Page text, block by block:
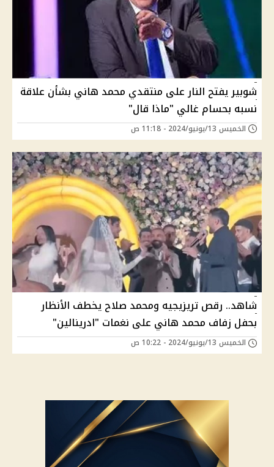
شوبير يفتح النار على منتقدي محمد هاني بشأن علاقة
نسبه بحسام غالي "ماذا قال"
الخميس 13/يونيو/2024 - 11:18 ص
شاهد.. رقص تريزيجيه ومحمد صلاح يخطف الأنظار
بحفل زفاف محمد هاني على نغمات "ادرينالين"
الخميس 13/يونيو/2024 - 10:22 ص